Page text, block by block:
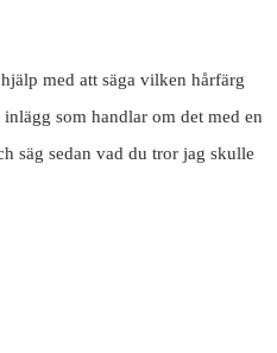
med att säga vilken hårfärg
som handlar om det med en
säg sedan vad du tror jag skulle